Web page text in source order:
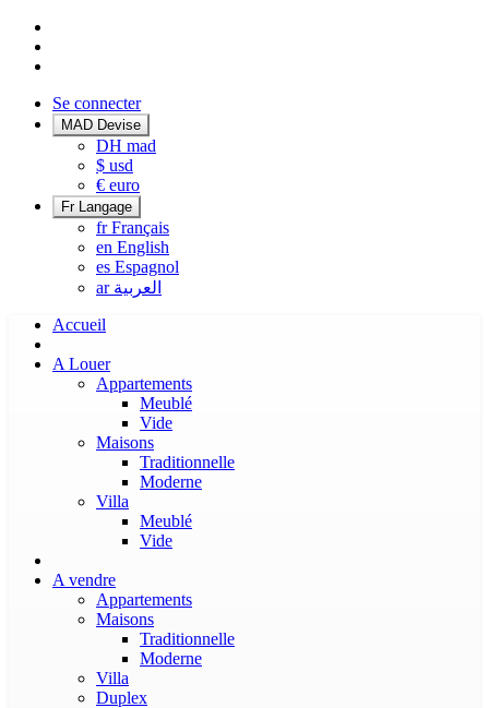
Se connecter
MAD Devise
DH mad
$ usd
€ euro
FrLangage
frFrançais
en English
es Espagnol
ar العربية
Accueil
A Louer
Appartements
Meublé
Vide
Maisons
Traditionnelle
Moderne
Villa
Meublé
Vide
A vendre
Appartements
Maisons
Traditionnelle
Moderne
Villa
Duplex